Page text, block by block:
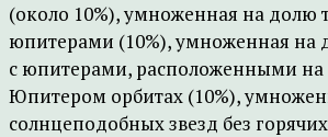
(около 10%), умноженная на долю
юпитерами (10%), умноженная на
с юпитерами, расположенными
Юпитером орбитах (10%),
солнцеподобных звезд без